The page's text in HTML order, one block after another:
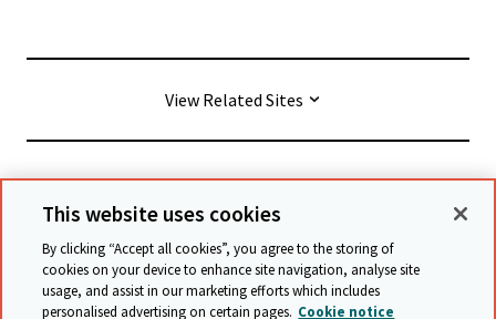
View Related Sites
© Cambridge University Press & Assessment
Conditions générales
Protection des données
Déclaration d'accessibilité
This website uses cookies
By clicking “Accept all cookies”, you agree to the storing of
cookies on your device to enhance site navigation, analyse site
usage, and assist in our marketing efforts which includes
personalised advertising on certain pages. Cookie notice